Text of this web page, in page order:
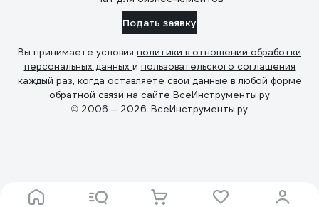
Подать заявку
Вы принимаете условия политики в отношении обработки
персональных данных и пользовательского соглашения
каждый раз, когда оставляете свои данные в любой форме
обратной связи на сайте ВсеИнструменты.ру
© 2006 — 2026. ВсеИнструменты.ру